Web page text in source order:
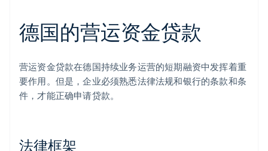
德国的营运资金贷款
营运资金贷款在德国持续业务运营的短期融资中发挥着重
要作用。但是，企业必须熟悉法律法规和银行的条款和条
件，才能正确申请贷款。
法律框架